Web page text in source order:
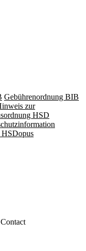
Gebührenordnung BIB
zur
HSD
HSDopus